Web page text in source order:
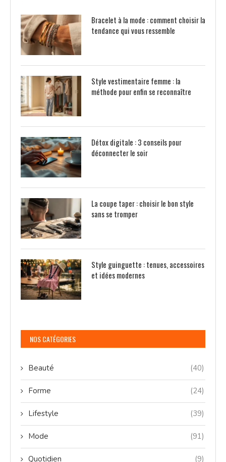
Bracelet à la mode : comment choisir la
tendance qui vous ressemble
Style vestimentaire femme : la
méthode pour enfin se reconnaître
Détox digitale : 3 conseils pour
déconnecter le soir
La coupe taper : choisir le bon style
sans se tromper
Style guinguette : tenues, accessoires
et idées modernes
NOS CATÉGORIES
Beauté (40)
Forme (24)
Lifestyle (39)
Mode (91)
Quotidien (9)